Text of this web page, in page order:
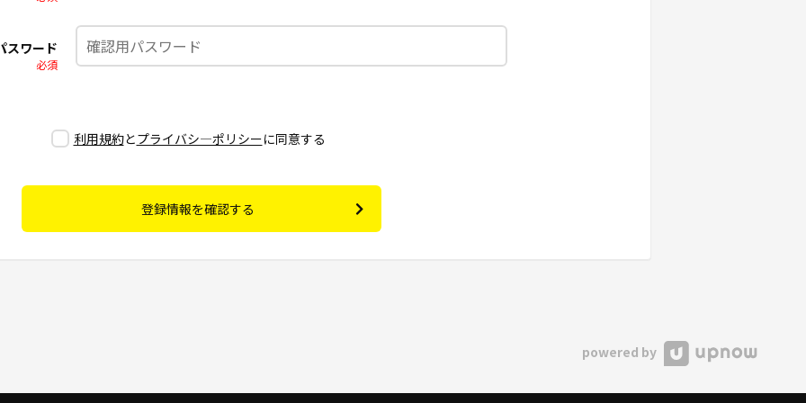
スワード
必須
利用規約とプライバシ―ポリシーに同意する
登録情報を確認する
powered by